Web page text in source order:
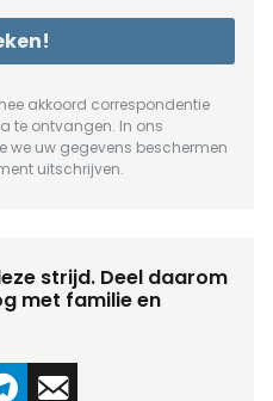
akkoord correspondentie
te ontvangen. In ons
we uw gegevens beschermen
uitschrijven.
strijd. Deel daarom
met familie en